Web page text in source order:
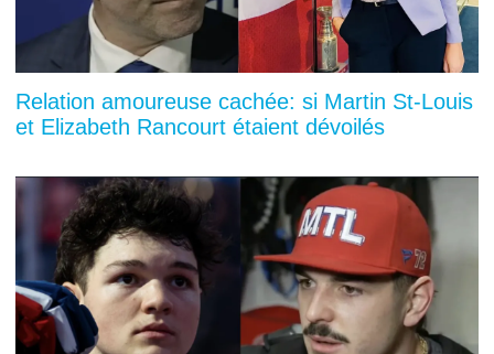
Relation amoureuse cachée: si Martin St-Louis
et Elizabeth Rancourt étaient dévoilés